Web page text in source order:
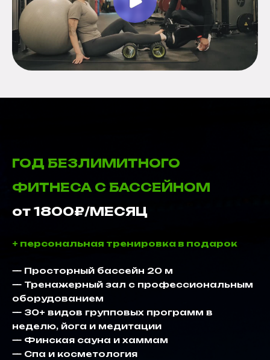
ГОД БЕЗЛИМИТНОГО
ФИТНЕСА С БАССЕЙНОМ
от 1800₽/МЕСЯЦ
+ персональная тренировка в подарок
— Просторный бассейн 20 м
— Тренажерный зал с профессиональным
оборудованием
— 30+ видов групповых программ в
неделю, йога и медитации
— Финская сауна и хаммам
— Спа и косметология